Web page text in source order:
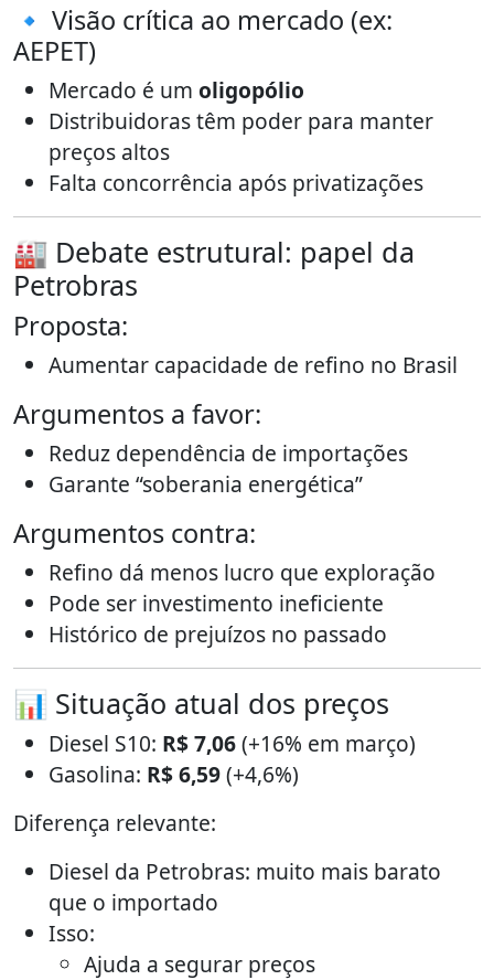
🔹 Visão crítica ao mercado (ex:
AEPET)
Mercado é um oligopólio
Distribuidoras têm poder para manter
preços altos
Falta concorrência após privatizações
🏭 Debate estrutural: papel da
Petrobras
Proposta:
Aumentar capacidade de refino no Brasil
Argumentos a favor:
Reduz dependência de importações
Garante “soberania energética”
Argumentos contra:
Refino dá menos lucro que exploração
Pode ser investimento ineficiente
Histórico de prejuízos no passado
📊 Situação atual dos preços
Diesel S10: R$ 7,06(+16% em março)
Gasolina: R$ 6,59(+4,6%)
Diferença relevante:
Diesel da Petrobras: muito mais barato
que o importado
Isso:
Ajuda a segurar preços